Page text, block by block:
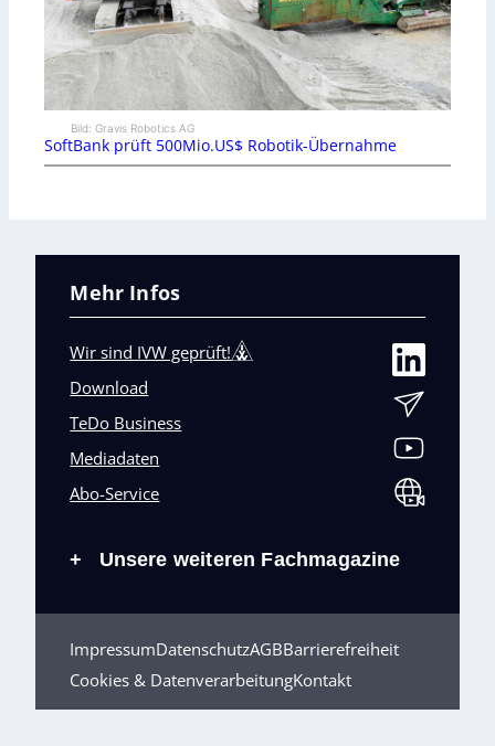
Bild: Gravis Robotics AG
SoftBank prüft 500Mio.US$ Robotik-Übernahme
Mehr Infos
Wir sind IVW geprüft!
Download
TeDo Business
Mediadaten
Abo-Service
+ Unsere weiteren Fachmagazine
ImpressumDatenschutzAGBBarrierefreiheit
Cookies & DatenverarbeitungKontakt